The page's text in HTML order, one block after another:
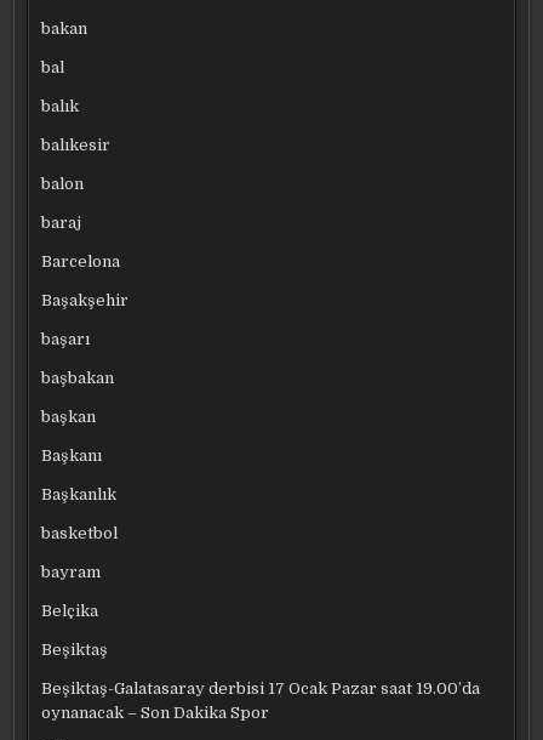
bakan
bal
balık
balıkesir
balon
baraj
Barcelona
Başakşehir
başarı
başbakan
başkan
Başkanı
Başkanlık
basketbol
bayram
Belçika
Beşiktaş
Beşiktaş-Galatasaray derbisi 17 Ocak Pazar saat 19.00’da
oynanacak – Son Dakika Spor